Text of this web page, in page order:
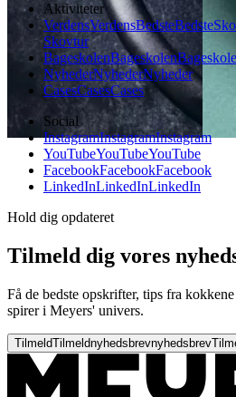
Aktiviteter
VerdensVerdensBedsteBedste
Skovtur
BageskolenBageskolen
NyhederNyhederNyheder
CasesCasesCases
Social
InstagramInstagramInstagram
YouTubeYouTubeYouTube
FacebookFacebookFacebook
LinkedInLinkedInLinkedIn
Hold dig opdateret
Tilmeld dig vores
Få de bedste opskrifter, tips fra
spirer i Meyers' univers.
TilmeldTilmeldnyhedsbrevnyhedsbrev